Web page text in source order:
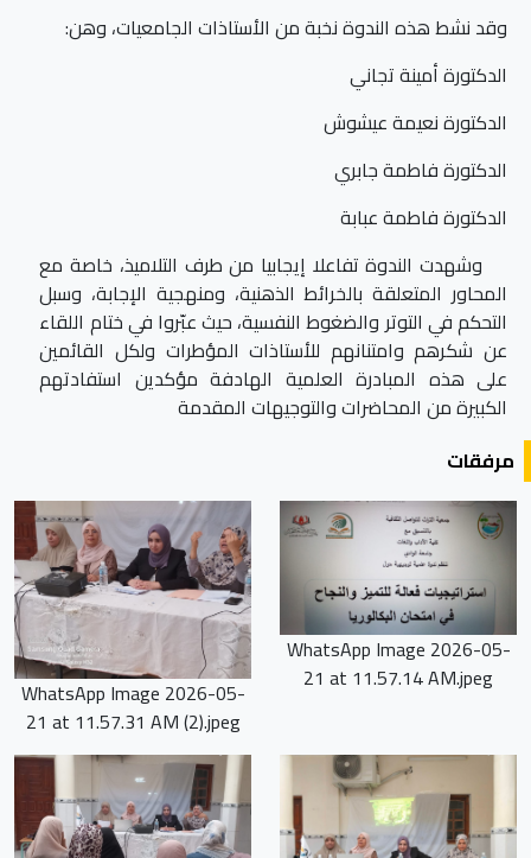
وقد نشط هذه الندوة نخبة من الأستاذات الجامعيات، وهن:
الدكتورة أمينة تجاني
الدكتورة نعيمة عيشوش
الدكتورة فاطمة جابري
الدكتورة فاطمة عبابة
وشهدت الندوة تفاعلا إيجابيا من طرف التلاميذ، خاصة مع
المحاور المتعلقة بالخرائط الذهنية، ومنهجية الإجابة، وسبل
التحكم في التوتر والضغوط النفسية، حيث عبّروا في ختام اللقاء
عن شكرهم وامتنانهم للأستاذات المؤطرات ولكل القائمين
على هذه المبادرة العلمية الهادفة مؤكدين استفادتهم
الكبيرة من المحاضرات والتوجيهات المقدمة
مرفقات
WhatsApp Image 2026-05-
21 at 11.57.14 AM.jpeg
WhatsApp Image 2026-05-
21 at 11.57.31 AM (2).jpeg